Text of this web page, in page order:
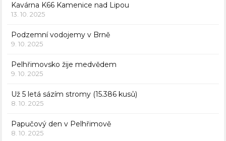
Kavárna K66 Kamenice nad Lipou
13. 10. 2025
Podzemní vodojemy v Brně
9. 10. 2025
Pelhřimovsko žije medvědem
9. 10. 2025
Už 5 letá sázím stromy (15.386 kusů)
8. 10. 2025
Papučový den v Pelhřimově
8. 10. 2025